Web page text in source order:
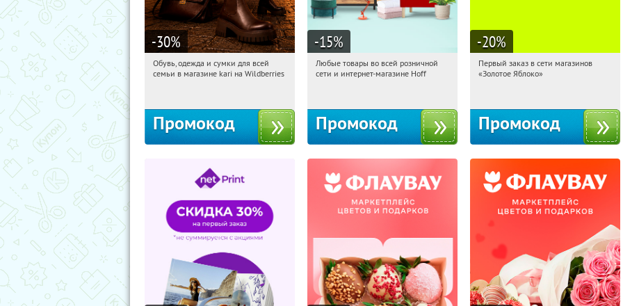
-30%
12:15:01 Получили:
Обувь, одежда и сумки для всей
семьи в магазине kari на Wildberries
Промокод
-15%
12:15:01 Получили:
Любые товары во всей розничной
сети и интернет-магазине Hoff
Промокод
-20%
12:15:01
Получи первым!
Первый заказ в сети магазинов
«Золотое Яблоко»
Промокод